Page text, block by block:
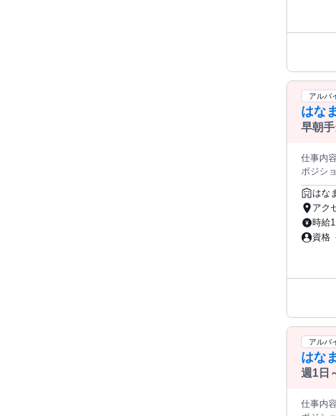
魅力！
・片付け、締め作業 【新宿高野とは】 新宿高
門店と
しい基
いきま
アルバ
はな
早朝
仕事内容
ポジションの
割引です ＜髪色自由！＞ 不快感を与えない髪色ならOK♪ ＼チームワークでこだわりうどんを提供
讃岐生
ススメ
うどん
＊＊＊＊＊ 下記のポジションに分かれて、セルフ方式で こだわりのうどんを提
＊＊＊
付け ●
＊＊＊＊＊＊＊＊＊
＊＊＊
に、
す！ スキ
ト！ 先輩もとなりにいるか
をゆで
日3h～
行・イベントなど 1ヶ月のお休みもOK！ ◯自分
◯Wワーク、副業OK ー ＜平日週5日の場
はな
アク
分、
時給
資格
間に働く方 ★留学生の方、英語・中
母
アルバ
はな
週1日
仕事内容